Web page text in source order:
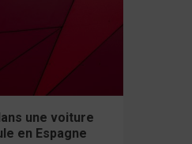
une voiture
en Espagne